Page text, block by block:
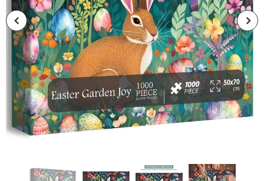
-38% -40%